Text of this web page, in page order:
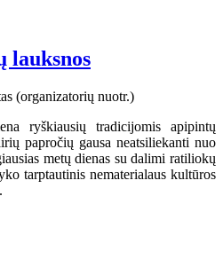
lauksnos
ryškiausių tradicijomis apipintų
papročių gausa neatsiliekanti nuo
metų dienas su dalimi ratiliokų
tarptautinis nematerialaus kultūros